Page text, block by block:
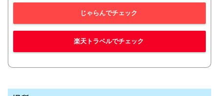
じゃらんでチェック
楽天トラベルでチェック